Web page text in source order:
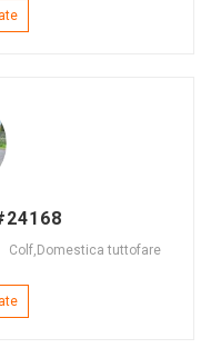
Colf, Domestica tuttofare